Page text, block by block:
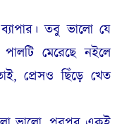
তবু ভালো যে
মেরেছে নইলে
প্রেসও ছিঁড়ে খেত